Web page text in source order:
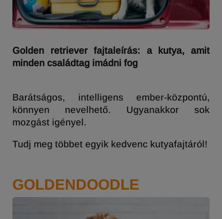
Golden retriever fajtaleírás: a kutya, amit
minden családtag imádni fog
Barátságos, intelligens ember-központú,
könnyen nevelhető. Ugyanakkor sok
mozgást igényel.
Tudj meg többet egyik kedvenc kutyafajtáról!
GOLDENDOODLE